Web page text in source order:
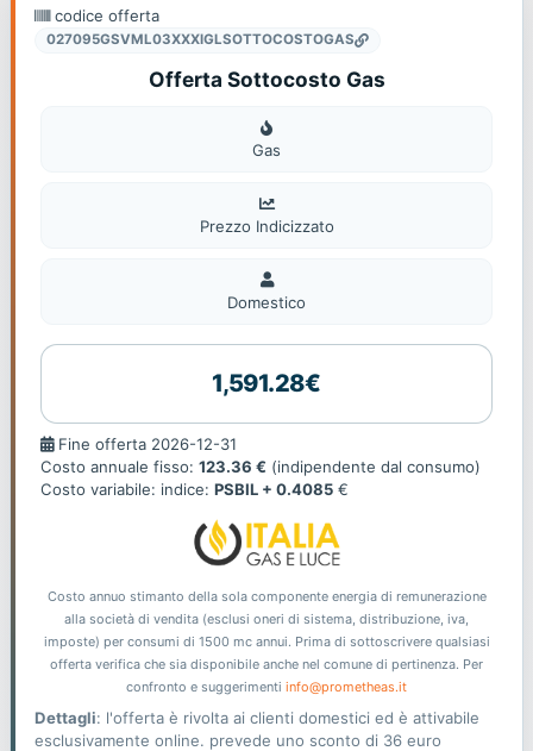
codice offerta
027095GSVML03XXXIGLSOTTOCOSTOGAS
Offerta Sottocosto Gas
Gas
Gas
Prezzo Indicizzato
Domestico
Domestico
1,591.28€
Fine
offerta
Fine offerta 2026-12-31
Costo annuale fisso: 123.36 € (indipendente dal consumo)
Costo variabile: indice: PSBIL + 0.4085 €
Costo annuo stimanto della sola componente energia di remunerazione
alla società di vendita (esclusi oneri di sistema, distribuzione, iva,
imposte) per consumi di 1500 mc annui. Prima di sottoscrivere qualsiasi
offerta verifica che sia disponibile anche nel comune di pertinenza. Per
confronto e suggerimenti info@prometheas.it
Dettagli: l'offerta è rivolta ai clienti domestici ed è attivabile
esclusivamente online. prevede uno sconto di 36 euro